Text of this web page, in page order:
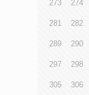
273 274
281 282
289 290
297 298
305 306